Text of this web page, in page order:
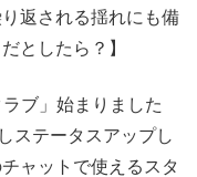
返される揺れにも備
としたら？】
ブ」始まりました
ステータスアップし
ャットで使えるスタ